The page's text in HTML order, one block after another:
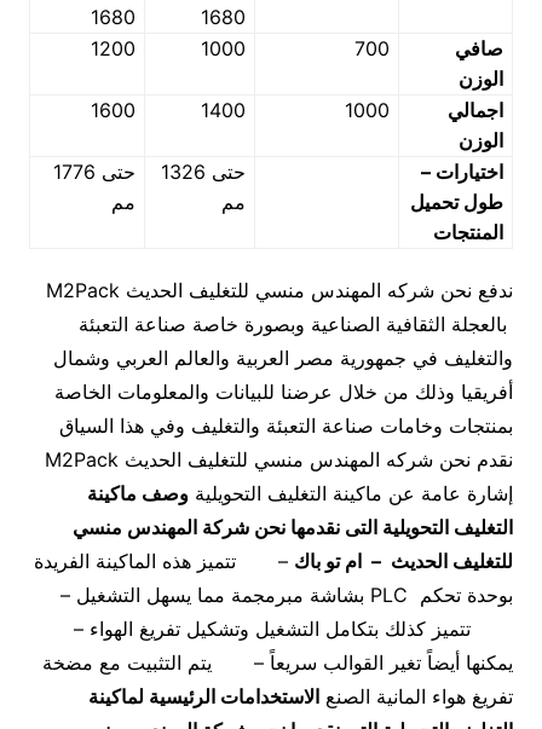
1680
1680
صافي
الوزن
700
1000
1200
اجمالي
الوزن
1000
1400
1600
اختيارات –
طول تحميل
المنتجات
حتى 1326
مم
حتى 1776
مم
ندفع نحن شركه المهندس منسي للتغليف الحديث M2Pack
بالعجلة الثقافية الصناعية وبصورة خاصة صناعة التعبئة
والتغليف في جمهورية مصر العربية والعالم العربي وشمال
أفريقيا وذلك من خلال عرضنا للبيانات والمعلومات الخاصة
بمنتجات وخامات صناعة التعبئة والتغليف وفي هذا السياق
نقدم نحن شركه المهندس منسي للتغليف الحديث M2Pack
إشارة عامة عن ماكينة التغليف التحويلية وصف ماكينة
التغليف التحويلية التى نقدمها نحن شركة المهندس منسي
للتغليف الحديث – ام تو باك – تتميز هذه الماكينة الفريدة
بوحدة تحكم PLC بشاشة مبرمجمة مما يسهل التشغيل –
تتميز كذلك بتكامل التشغيل وتشكيل تفريغ الهواء –
يمكنها أيضاً تغير القوالب سريعاً – يتم التثبيت مع مضخة
تفريغ هواء المانية الصنع الاستخدامات الرئيسية لماكينة